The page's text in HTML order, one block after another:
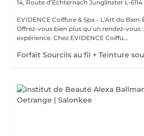
14, Route d‘Echternach Junglinster L-6114
EVIDENCE Coiffure & Spa - L'Art du
Offrez-vous bien plus qu'un rendez-vous
expérience. Chez EVIDENCE Coiffu...
Forfait Sourcils au fil + Teinture